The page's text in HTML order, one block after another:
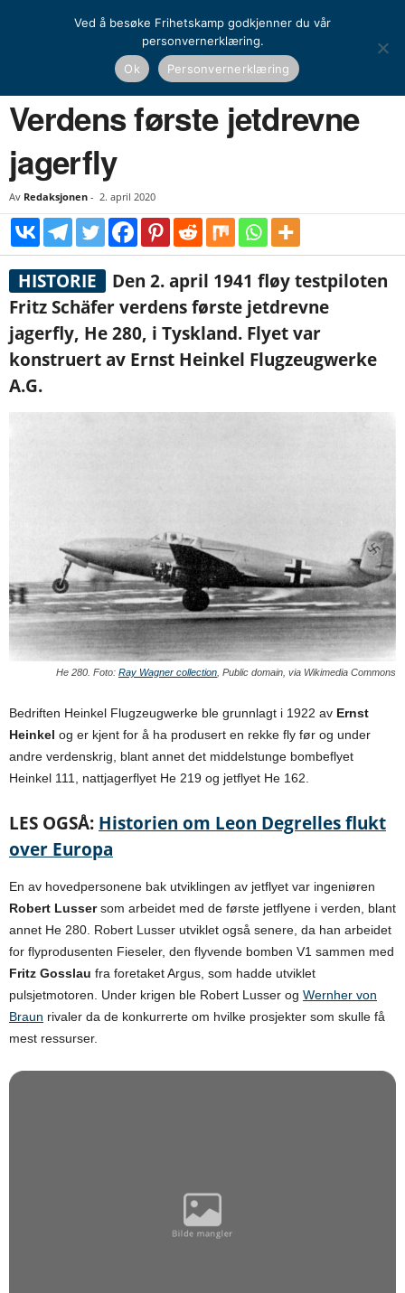
Dagens historiske Verdens første jetdrevne jagerfly
DAGENS HISTORISKE EUROPEISK HISTORIE
Verdens første jetdrevne
jagerfly
Av Redaksjonen - 2. april 2020
HISTORIE
Den 2. april 1941 fløy testpiloten
Fritz Schäfer verdens første jetdrevne
jagerfly, He 280, i Tyskland. Flyet var
konstruert av Ernst Heinkel Flugzeugwerke
A.G.
He 280. Foto: Ray Wagner collection , Public domain, via Wikimedia Commons
Bedriften Heinkel Flugzeugwerke ble grunnlagt i 1922 av Ernst
Heinkel og er kjent for å ha produsert en rekke fly før og under
andre verdenskrig, blant annet det middelstunge bombeflyet
Heinkel 111, nattjagerflyet He 219 og jetflyet He 162.
LES OGSÅ: Historien om Leon Degrelles flukt
over Europa
En av hovedpersonene bak utviklingen av jetflyet var ingeniøren
Robert Lussersom arbeidet med de første jetflyene i verden, blant
annet He 280. Robert Lusser utviklet også senere, da han arbeidet
for flyprodusenten Fieseler, den flyvende bomben V1 sammen med
Fritz Gosslau fra foretaket Argus, som hadde utviklet
pulsjetmotoren. Under krigen ble Robert Lusser og Wernher von
Braun rivaler da de konkurrerte om hvilke prosjekter som skulle få
mest ressurser.
Ved å besøke Frihetskamp godkjenner du vår
personvernerklæring.
Ok
Personvernerklæring